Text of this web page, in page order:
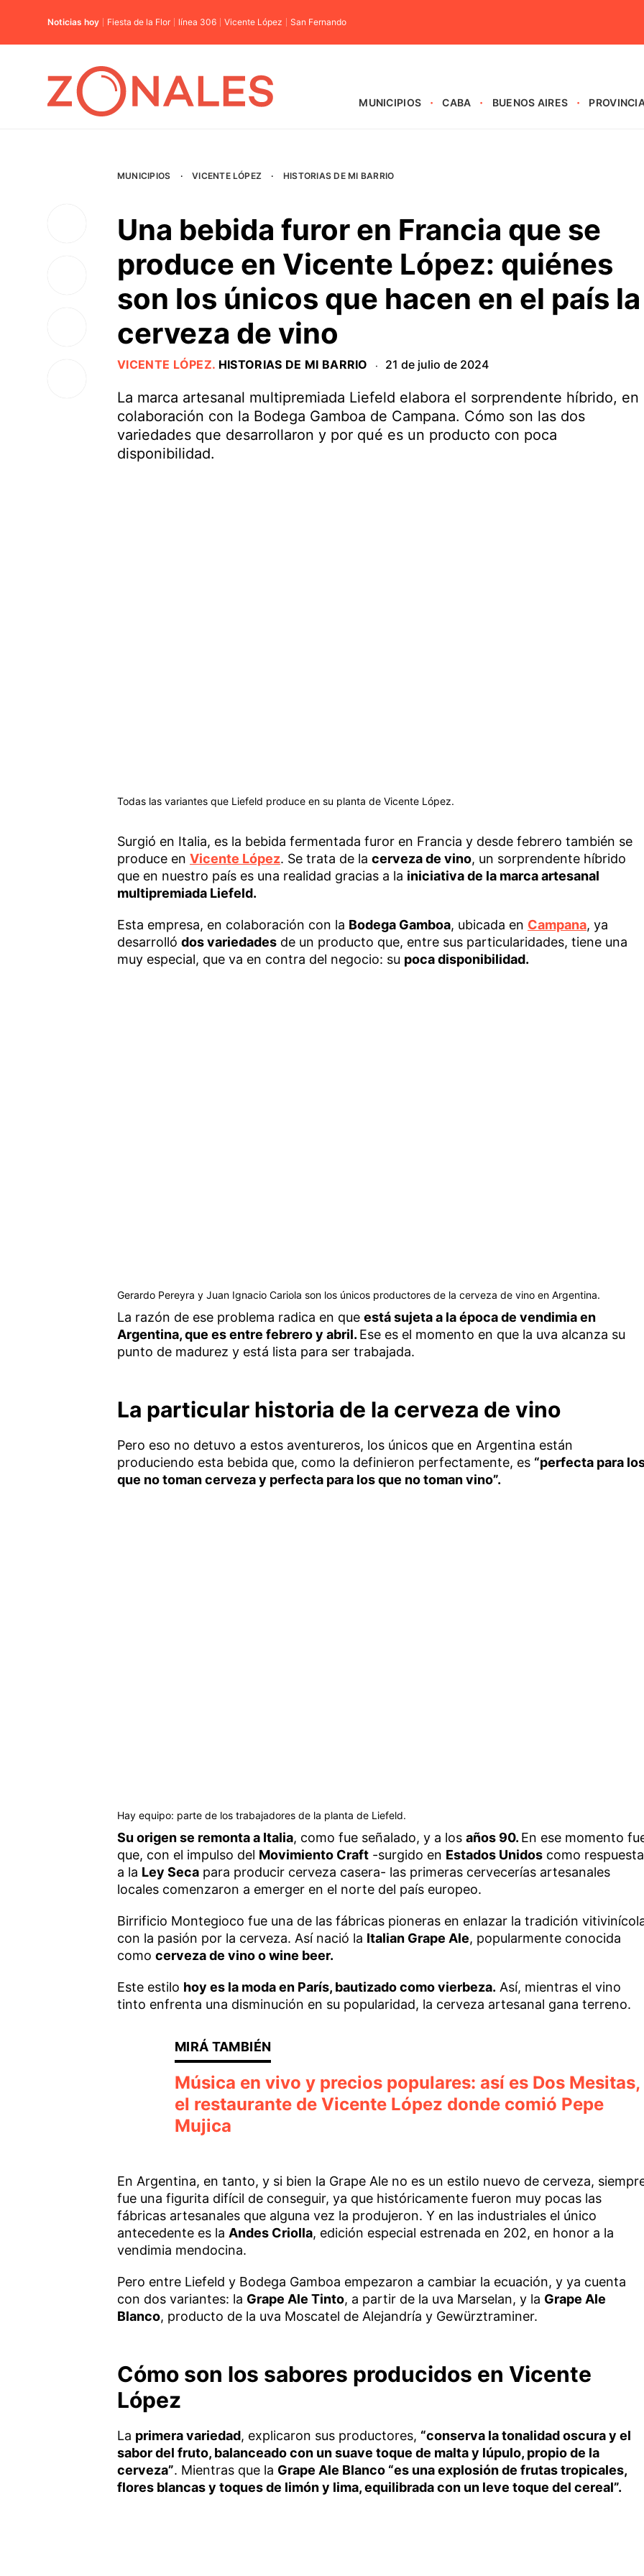
Noticias hoy Fiesta de la Flor línea 306 Vicente López San Fernando
MUNICIPIOS CABA BUENOS AIRES
MUNICIPIOS · VICENTE LÓPEZ · HISTORIAS DE MI BARRIO
Una bebida furor en Francia que se
produce en Vicente López: quiénes
son los únicos que hacen en el país la
cerveza de vino
VICENTE LÓPEZ. HISTORIAS DE MI BARRIO · 21 de julio de 2024
La marca artesanal multipremiada Liefeld elabora el sorprendente híbrido, en
colaboración con la Bodega Gamboa de Campana. Cómo son las dos
variedades que desarrollaron y por qué es un producto con poca
disponibilidad.
Todas las variantes que Liefeld produce en su planta de Vicente López.
Surgió en Italia, es la bebida fermentada furor en Francia y desde febrero también se
produce en Vicente López. Se trata de la cerveza de vino, un sorprendente híbrido
que en nuestro país es una realidad gracias a la iniciativa de la marca artesanal
multipremiada Liefeld.
Esta empresa, en colaboración con la Bodega Gamboa, ubicada en Campana, ya
desarrolló dos variedadesde un producto que, entre sus particularidades, tiene una
muy especial, que va en contra del negocio: su poca disponibilidad.
Gerardo Pereyra y Juan Ignacio Cariola son los únicos productores de la cerveza de vino en Argentina.
La razón de ese problema radica en que está sujeta a la época de vendimia en
Argentina, que es entre febrero y abril. Ese es el momento en que la uva alcanza su
punto de madurez y está lista para ser trabajada.
La particular historia de la cerveza de vino
Pero eso no detuvo a estos aventureros, los únicos que en Argentina están
produciendo esta bebida que, como la definieron perfectamente, es “perfecta para
que no toman cerveza y perfecta para los que no toman vino”.
Hay equipo: parte de los trabajadores de la planta de Liefeld.
Su origen se remonta a Italia, como fue señalado, y a los años 90. En ese momento
que, con el impulso del Movimiento Craft-surgido en Estados Unidoscomo respuesta
a la Ley Secapara producir cerveza casera- las primeras cervecerías artesanales
locales comenzaron a emerger en el norte del país europeo.
Birrificio Montegioco fue una de las fábricas pioneras en enlazar la tradición
con la pasión por la cerveza. Así nació la Italian Grape Ale, popularmente conocida
como cerveza de vino o wine beer.
Este estilo hoy es la moda en París, bautizado como vierbeza. Así, mientras el vino
tinto enfrenta una disminución en su popularidad, la cerveza artesanal gana terreno.
Música en vivo y precios populares: así es Dos Mesitas,
el restaurante de Vicente López donde comió Pepe
Mujica
En Argentina, en tanto, y si bien la Grape Ale no es un estilo nuevo de cerveza,
fue una figurita difícil de conseguir, ya que históricamente fueron muy pocas las
fábricas artesanales que alguna vez la produjeron. Y en las industriales el único
antecedente es la Andes Criolla, edición especial estrenada en 202, en honor a la
vendimia mendocina.
Pero entre Liefeld y Bodega Gamboa empezaron a cambiar la ecuación, y ya cuenta
con dos variantes: la Grape Ale Tinto, a partir de la uva Marselan, y la Grape Ale
Blanco, producto de la uva Moscatel de Alejandría y Gewürztraminer.
Cómo son los sabores producidos en Vicente
López
La primera variedad, explicaron sus productores, “conserva la tonalidad oscura y el
sabor del fruto, balanceado con un suave toque de malta y lúpulo, propio de la
cerveza”. Mientras que la Grape Ale Blanco “es una explosión de frutas tropicales,
flores blancas y toques de limón y lima, equilibrada con un leve toque del cereal”.